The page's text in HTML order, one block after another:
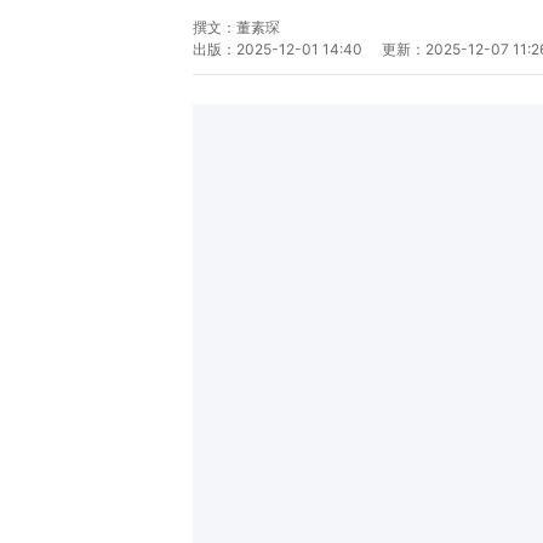
撰文： 董素琛
出版： 2025-12-01 14:40 更新： 2025-12-07